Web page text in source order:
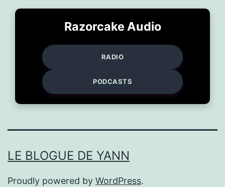
Razorcake Audio
RADIO
PODCASTS
LE BLOGUE DE YANN
Proudly powered by WordPress.